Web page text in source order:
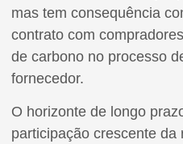
mas tem consequência
contrato com
de carbono no processo
fornecedor.
O horizonte de longo
participação crescente